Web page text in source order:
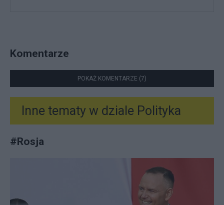
Komentarze
POKAŻ KOMENTARZE (7)
Inne tematy w dziale Polityka
#Rosja